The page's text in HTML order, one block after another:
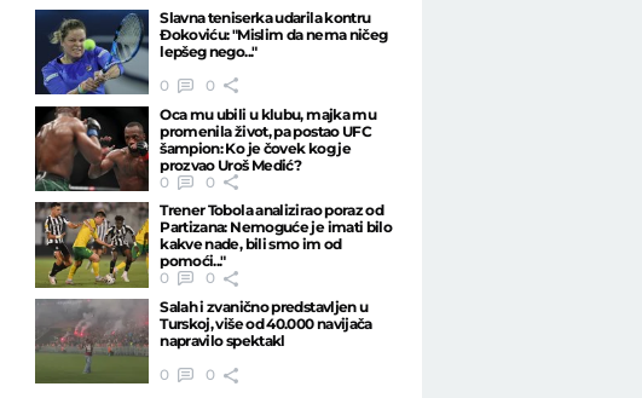
Slavna teniserka udarila kontru
Đokoviću: "Mislim da nema ničeg
lepšeg nego..."
0
0
Oca mu ubili u klubu, majka mu
promenila život, pa postao UFC
šampion: Ko je čovek kog je
prozvao Uroš Medić?
0
0
Trener Tobola analizirao poraz od
Partizana: Nemoguće je imati bilo
kakve nade, bili smo im od
pomoći..."
0
0
Salah i zvanično predstavljen u
Turskoj, više od 40.000 navijača
napravilo spektakl
0
0